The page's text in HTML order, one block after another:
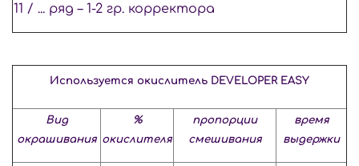
11 / ... ряд – 1-2 гр. корректора
Используется окислитель DEVELOPER EASY
Вид
окрашивания
%
окислителя
пропорции
смешивания
время
выдержки